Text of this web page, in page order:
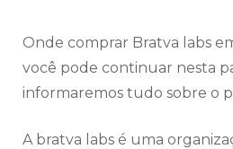
Onde comprar Bratva labs
você pode continuar nesta
informaremos tudo sobre o
A bratva labs é uma